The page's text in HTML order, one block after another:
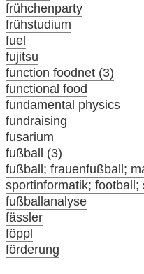
frühchenparty
frühstudium
fuel
fujitsu
function foodnet (3)
functional food
fundamental physics
fundraising
fusarium
fußball (3)
fußball; frauenfußball;
sportinformatik; football;
fußballanalyse
fässler
föppl
förderung